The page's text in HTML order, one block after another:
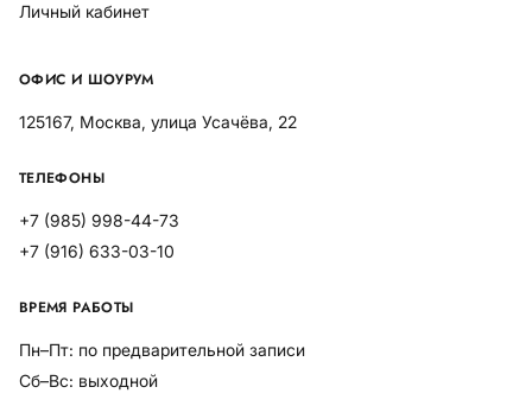
Личный кабинет
ОФИС И ШОУРУМ
125167, Москва, улица Усачёва, 22
ТЕЛЕФОНЫ
+7 (985) 998-44-73
+7 (916) 633-03-10
ВРЕМЯ РАБОТЫ
Пн–Пт: по предварительной записи
Сб–Вс: выходной